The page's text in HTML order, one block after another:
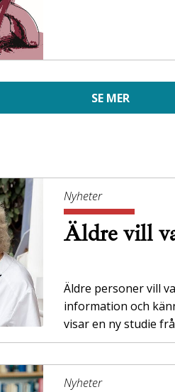
SE MER
Nyheter
Äldre vill
Äldre personer vill
information och
visar en ny studie
Nyheter